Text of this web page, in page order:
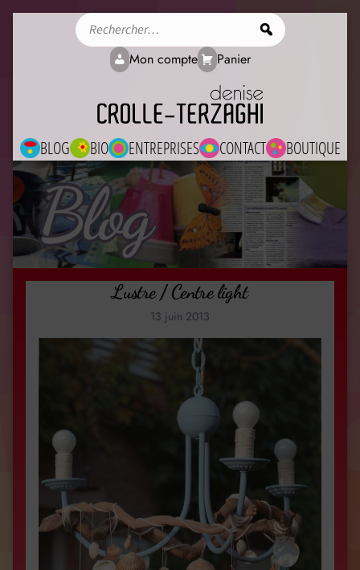
BLOG BIO ENTREPRISES CONTACT BOUTIQUE
Mon compte Panier
Blog
Lustre / Centre light
13 juin 2013